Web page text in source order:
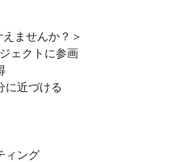
ませんか？＞
ェクトに参画
近づける
ィング